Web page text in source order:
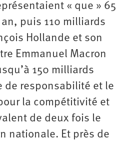
« que » 65
puis 110 milliards
Hollande et son
Emmanuel Macron
150 milliards
de responsabilité et le
la compétitivité et
de deux fois le
nationale. Et près de